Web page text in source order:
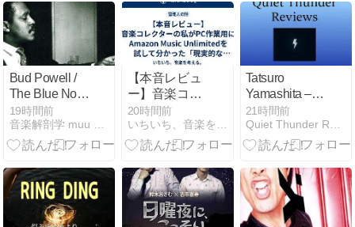
歌で人生を語
るだろう？年
老いた男たち
が身を重ねる
18分。
Bud Powell /
The Blue Note
Years
19時間前
【本音レビュ
ー】音楽コレ
クターの私が
PC作業用に
Amazon Music
して分かった
「現実的な使
い道」。
20時間前
Tatsuro
Yamashita –
Melodies
(1983): A Quiet
Nocturne
Urban
Shadows
21時間前